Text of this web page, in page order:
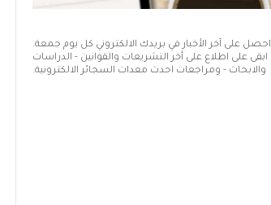
احصل على آخر الأخبار في بريدك الالكتروني كل يوم جمعة.
ابقى على اطلاع على أخر التشريعات والقوانين - الدراسات
والابحاث - ومراجعات احدث معدات السجائر الالكترونية.